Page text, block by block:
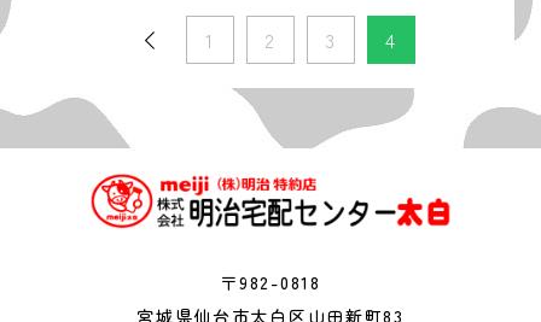
1 2 3 4
〒982-0818
宮城県仙台市太白区山田新町83